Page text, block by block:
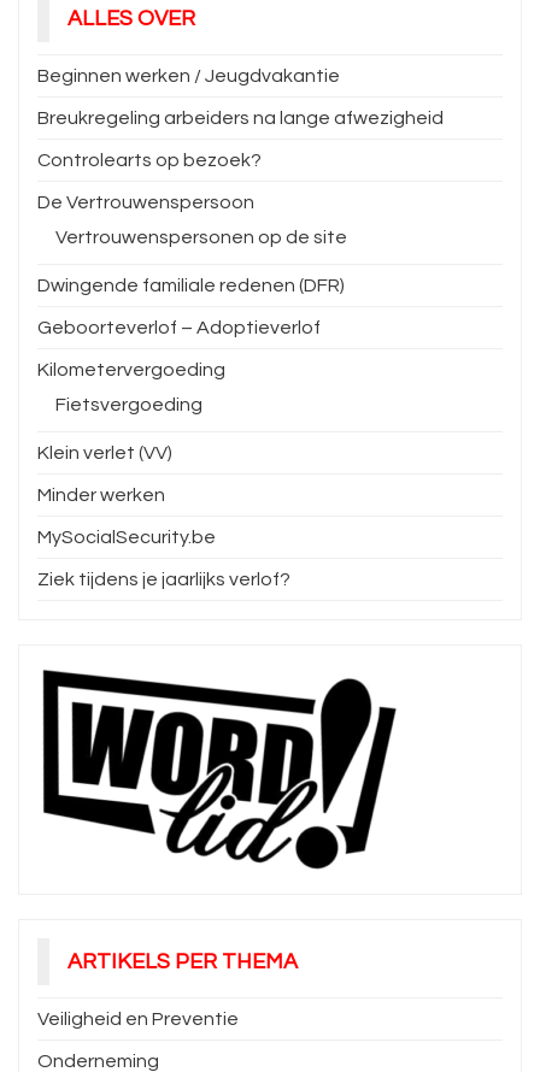
ALLES OVER
Beginnen werken / Jeugdvakantie
Breukregeling arbeiders na lange afwezigheid
Controlearts op bezoek?
De Vertrouwenspersoon
Vertrouwenspersonen op de site
Dwingende familiale redenen (DFR)
Geboorteverlof – Adoptieverlof
Kilometervergoeding
Fietsvergoeding
Klein verlet (VV)
Minder werken
MySocialSecurity.be
Ziek tijdens je jaarlijks verlof?
ARTIKELS PER THEMA
Veiligheid en Preventie
Onderneming